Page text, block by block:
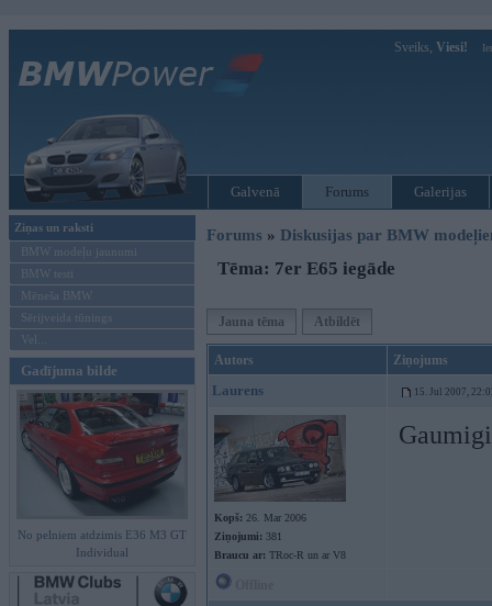
Sveiks, Viesi!
Galvenā Forums Galerijas
Ziņas un raksti
BMW modeļu jaunumi
BMW testi
Mēneša BMW
Sērijveida tūnings
Vel...
Gadījuma bilde
No pelniem atdzimis E36 M3 GT
Individual
Forums » Diskusijas par BMW
Tēma: 7er E65 iegāde
Jauna tēma Atbildēt
Autors Ziņojums
Laurens 15. Jul 2007,
Kopš: 26. Mar 2006
Ziņojumi: 381
Braucu ar: TRoc-R un ar V8